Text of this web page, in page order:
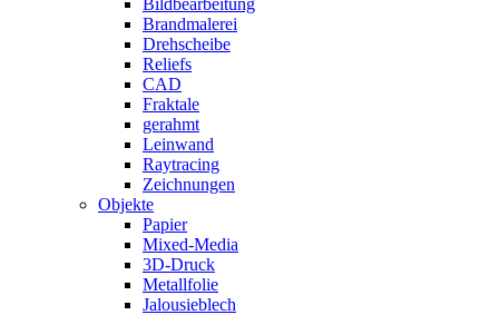
Brandmalerei
Drehscheibe
Reliefs
CAD
Fraktale
gerahmt
Leinwand
Raytracing
Zeichnungen
Objekte
Papier
Mixed-Media
3D-Druck
Metallfolie
Jalousieblech